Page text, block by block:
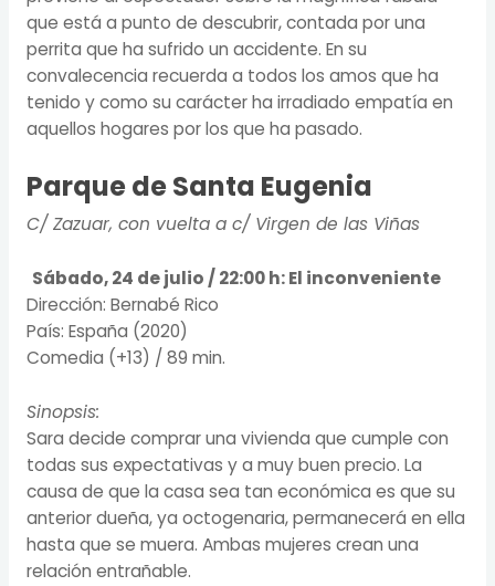
que está a punto de descubrir, contada por una
perrita que ha sufrido un accidente. En su
convalecencia recuerda a todos los amos que ha
tenido y como su carácter ha irradiado empatía en
aquellos hogares por los que ha pasado.
Parque de Santa Eugenia
C/ Zazuar, con vuelta a c/ Virgen de las Viñas
Sábado, 24 de julio / 22:00 h:El inconveniente
Dirección: Bernabé Rico
País: España (2020)
Comedia (+13) / 89 min.
Sinopsis:
Sara decide comprar una vivienda que cumple con
todas sus expectativas y a muy buen precio. La
causa de que la casa sea tan económica es que su
anterior dueña, ya octogenaria, permanecerá en ella
hasta que se muera. Ambas mujeres crean una
relación entrañable.